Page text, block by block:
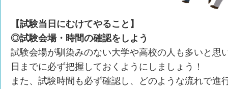
【試験当日にむけてやること】
◎試験会場・時間の確認をしよう
試験会場が馴染みのない大学や高校の人も多いと思
日までに必ず把握しておくようにしましょう！
また、試験時間も必ず確認し、どのような流れで進